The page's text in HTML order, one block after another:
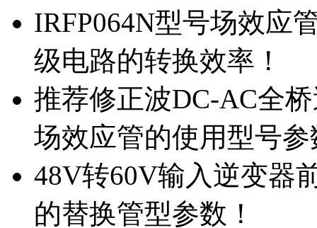
IRFP064N型号场效应
级电路的转换效率！
推荐修正波DC-AC全
场效应管的使用型号参
48V转60V输入逆变器
的替换管型参数！